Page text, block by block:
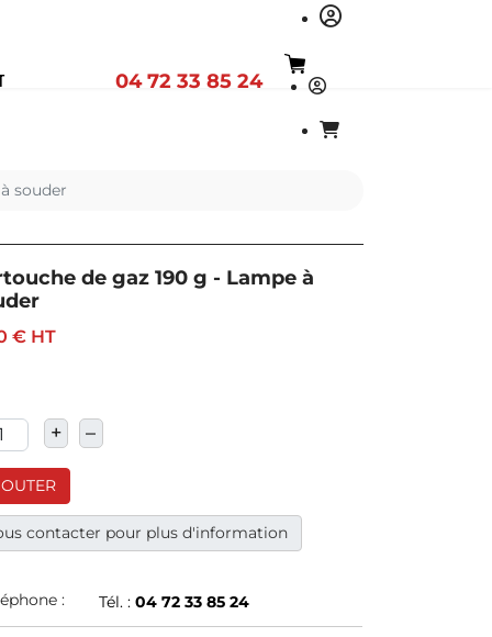
04 72 33 85 24
souder
de gaz 190 g - Lampe à
€ HT
+ –
contacter pour plus d'information
: Tél. : 04 72 33 85 24